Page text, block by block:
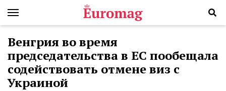
Венгрия во время
председательства в ЕС пообещала
содействовать отмене виз с
Украиной